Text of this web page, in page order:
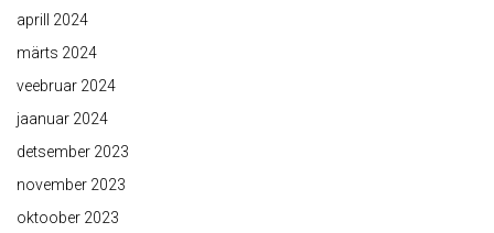
aprill 2024
märts 2024
veebruar 2024
jaanuar 2024
detsember 2023
november 2023
oktoober 2023